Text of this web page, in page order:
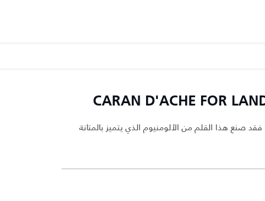
فقد صنع هذا القلم من الألومنيوم الذي يتميز بالمتانة